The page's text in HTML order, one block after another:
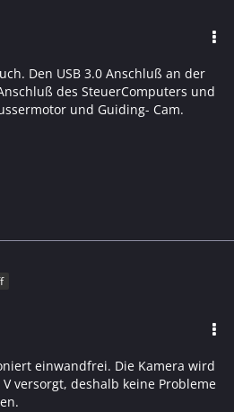
Den USB 3.0 Anschluß an der
des SteuerComputers und
und Guiding- Cam.
einwandfrei. Die Kamera wird
versorgt, deshalb keine Probleme